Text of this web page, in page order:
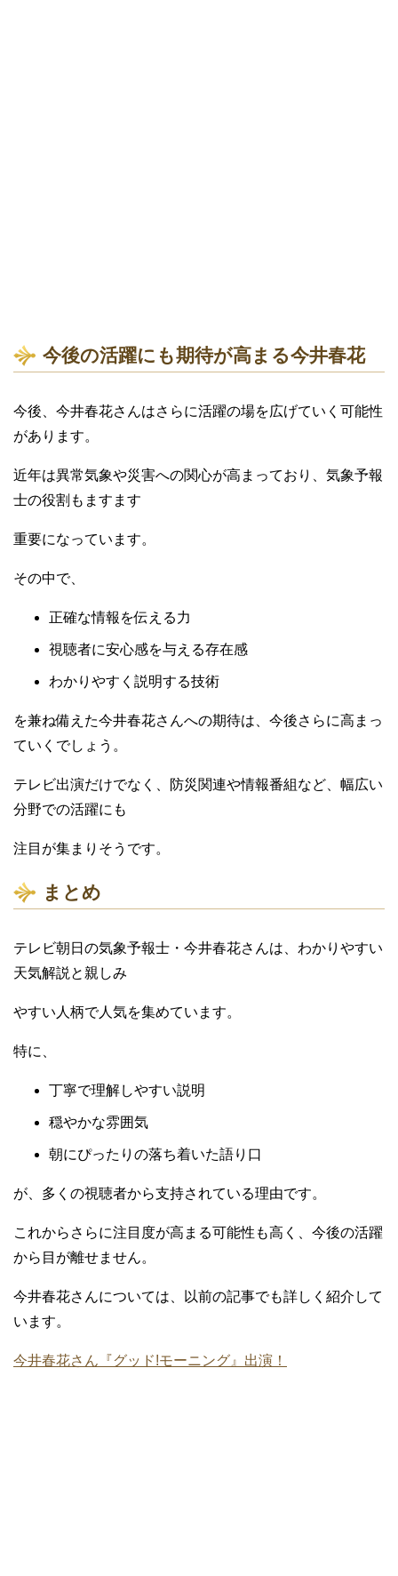
今後の活躍にも期待が高まる今井春花
今後、今井春花さんはさらに活躍の場を広げていく可能性
があります。
近年は異常気象や災害への関心が高まっており、気象予報
士の役割もますます
重要になっています。
その中で、
正確な情報を伝える力
視聴者に安心感を与える存在感
わかりやすく説明する技術
を兼ね備えた今井春花さんへの期待は、今後さらに高まっ
ていくでしょう。
テレビ出演だけでなく、防災関連や情報番組など、幅広い
分野での活躍にも
注目が集まりそうです。
まとめ
テレビ朝日の気象予報士・今井春花さんは、わかりやすい
天気解説と親しみ
やすい人柄で人気を集めています。
特に、
丁寧で理解しやすい説明
穏やかな雰囲気
朝にぴったりの落ち着いた語り口
が、多くの視聴者から支持されている理由です。
これからさらに注目度が高まる可能性も高く、今後の活躍
から目が離せません。
今井春花さんについては、以前の記事でも詳しく紹介して
います。
今井春花さん『グッド!モーニング』出演！